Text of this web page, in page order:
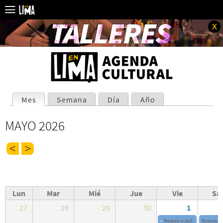
x
SOLAPAS
Mes (solapa activa)
Semana Día Año
MAYO 2026
Lun Mar Mié Jue Vie
27
28 29 30 1
« Romeo y Juli 27 Abr
Romeo y